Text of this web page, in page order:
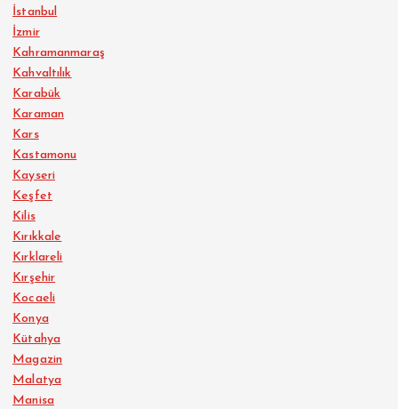
İstanbul
İzmir
Kahramanmaraş
Kahvaltılık
Karabük
Karaman
Kars
Kastamonu
Kayseri
Keşfet
Kilis
Kırıkkale
Kırklareli
Kırşehir
Kocaeli
Konya
Kütahya
Magazin
Malatya
Manisa